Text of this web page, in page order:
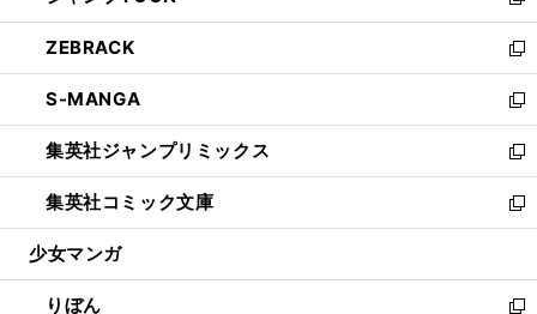
開
く
ウ
で
開
く
ン
ド
ウ
で
開
く
ウ
ィ
ン
ド
ウ
で
開
く
し
い
ウ
ィ
ン
ド
ウ
で
開
ZEBRACK
新
し
い
ウ
ィ
ン
ド
ウ
開
く
S-MANGA
新
し
い
ウ
ィ
ン
ウ
で
集英社ジャンプリミックス
新
し
い
ウ
ン
ド
集英社コミック文庫
新
し
ウ
ィ
少女マンガ
りぼん